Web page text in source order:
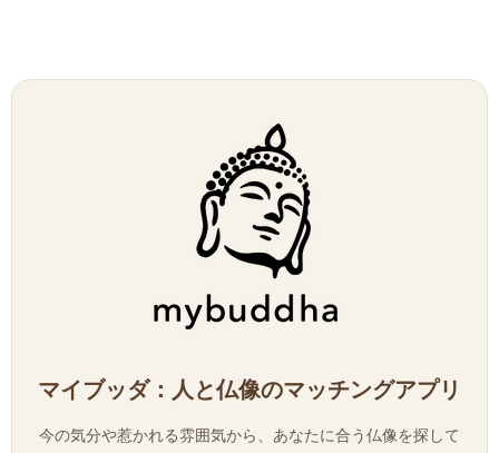
マイブッダ：人と仏像のマッチングアプリ
今の気分や惹かれる雰囲気から、あなたに合う仏像を探して